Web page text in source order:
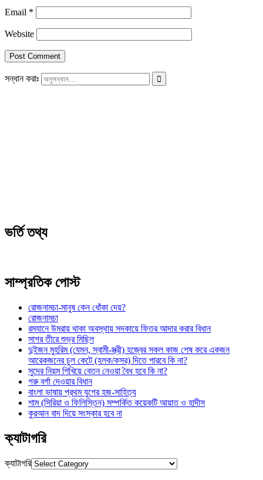
Email *
Website
সন্ধান করাঃ
ভর্তি তথ্য
সাম্প্রতিক পোস্ট
রোজনামচা-মানুষ কেন ধোঁকা দেয়?
রোজনামচা
রমযানে উমরায় থাকা অবস্থায় সদকায়ে ফিতর আদার করার বিধান
সাগর তীরে শুভ্র মিছিল
দুইজন মুহরিম (যেমন, স্বামী-স্ত্রী) হজ্বের সকল কাজ শেষ করে একজন
আরেকজনের চুল কেটে (হলক/কসর) দিতে পারবে কি না?
সুদের নিয়ম শিখিয়ে বেতন নেওয়া বৈধ হবে কি না?
গরু বর্গা দেওয়ার বিধান
বাংলা ভাষায় প্রথম যুগের হজ-সাহিত্য
শাম (সিরিয়া ও ফিলিস্তিন) সম্পর্কিত কয়েকটি আয়াত ও হাদীস
কুরআন বাদ দিয়ে সংস্কার হবে না
ক্যাটাগরি
ক্যাটাগরি